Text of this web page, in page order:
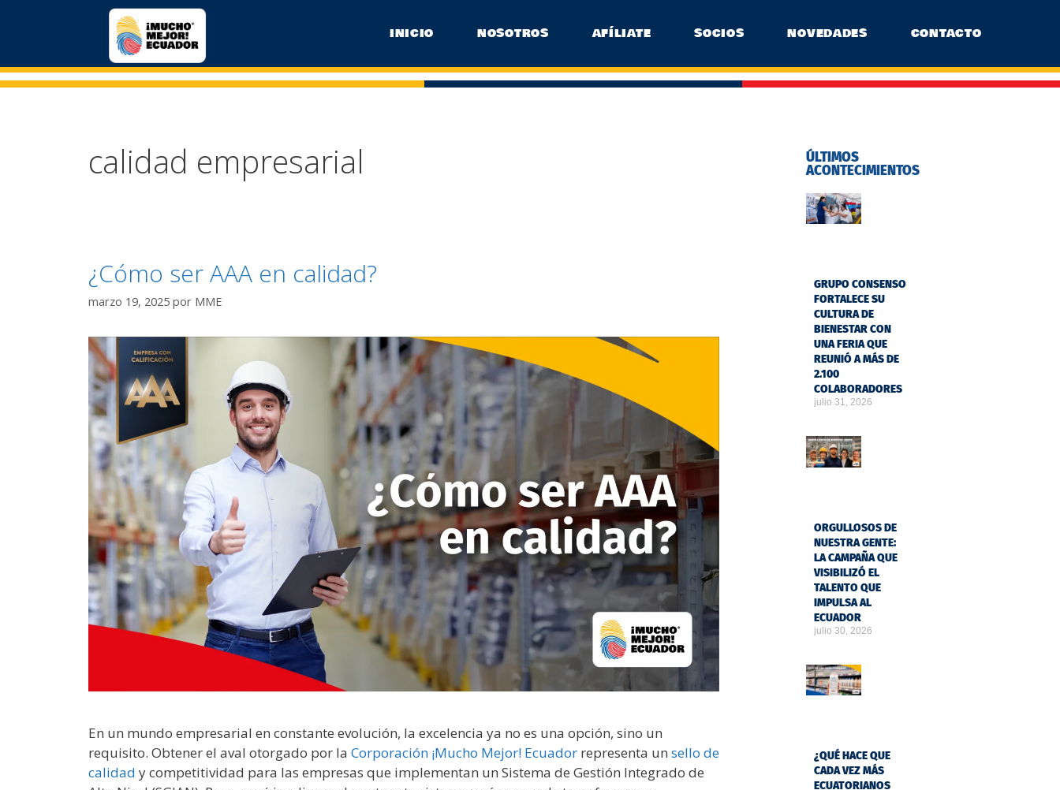
INICIO NOSOTROS AFÍLIATE SOCIOS NOVEDADES CONTACTO
calidad empresarial
¿Cómo ser AAA en calidad?
marzo 19, 2025 por MME
En un mundo empresarial en constante evolución, la excelencia ya no es una opción, sino un
requisito. Obtener el aval otorgado por la Corporación ¡Mucho Mejor! Ecuador representa un sello de
calidad y competitividad para las empresas que implementan un Sistema de Gestión Integrado de
ÚLTIMOS
ACONTECIMIENTOS
GRUPO CONSENSO
FORTALECE SU
CULTURA DE
BIENESTAR CON
UNA FERIA QUE
REUNIÓ A MÁS DE
2.100
COLABORADORES
julio 31, 2026
ORGULLOSOS DE
NUESTRA GENTE:
LA CAMPAÑA QUE
VISIBILIZÓ EL
TALENTO QUE
IMPULSA AL
ECUADOR
julio 30, 2026
¿QUÉ HACE QUE
CADA VEZ MÁS
ECUATORIANOS